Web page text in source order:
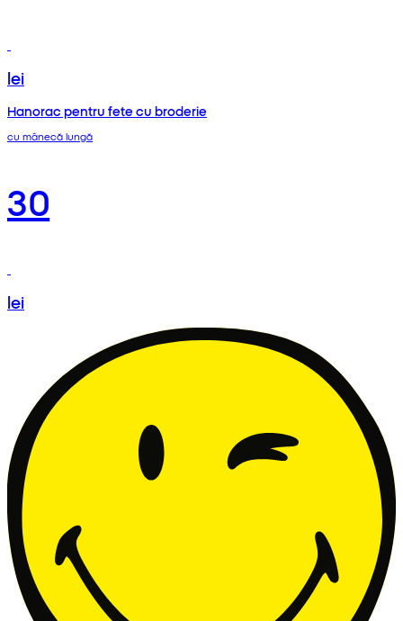
lei
Hanorac pentru fete cu broderie
cu mânecă lungă
30
lei